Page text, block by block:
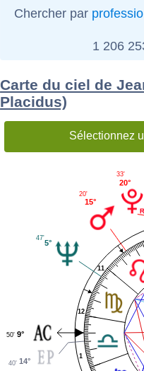
Chercher par
1 206
Carte du ciel de
Placidus)
Sélectionnez
1
11
12
20°
33'
15°
20'
5°
47'
9°
50'
14°
40'